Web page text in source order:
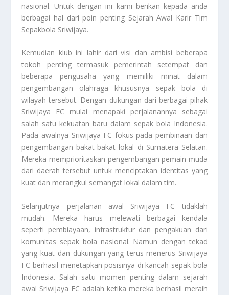
nasional. Untuk dengan ini kami berikan kepada anda
berbagai hal dari poin penting Sejarah Awal Karir Tim
Sepakbola Sriwijaya.
Kemudian klub ini lahir dari visi dan ambisi beberapa
tokoh penting termasuk pemerintah setempat dan
beberapa pengusaha yang memiliki minat dalam
pengembangan olahraga khususnya sepak bola di
wilayah tersebut. Dengan dukungan dari berbagai pihak
Sriwijaya FC mulai menapaki perjalanannya sebagai
salah satu kekuatan baru dalam sepak bola Indonesia.
Pada awalnya Sriwijaya FC fokus pada pembinaan dan
pengembangan bakat-bakat lokal di Sumatera Selatan.
Mereka memprioritaskan pengembangan pemain muda
dari daerah tersebut untuk menciptakan identitas yang
kuat dan merangkul semangat lokal dalam tim.
Selanjutnya perjalanan awal Sriwijaya FC tidaklah
mudah. Mereka harus melewati berbagai kendala
seperti pembiayaan, infrastruktur dan pengakuan dari
komunitas sepak bola nasional. Namun dengan tekad
yang kuat dan dukungan yang terus-menerus Sriwijaya
FC berhasil menetapkan posisinya di kancah sepak bola
Indonesia. Salah satu momen penting dalam sejarah
awal Sriwijaya FC adalah ketika mereka berhasil meraih